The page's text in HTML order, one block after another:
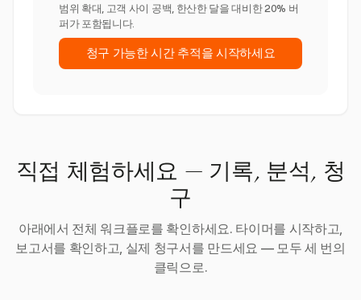
범위 확대, 고객 사이 공백, 한산한 달을 대비한 20% 버
퍼가 포함됩니다.
청구 가능한 시간 추적을 시작하세요
직접 체험하세요 — 기록, 분석, 청
구
아래에서 전체 워크플로를 확인하세요. 타이머를 시작하고,
보고서를 확인하고, 실제 청구서를 만드세요 — 모두 세 번의
클릭으로.